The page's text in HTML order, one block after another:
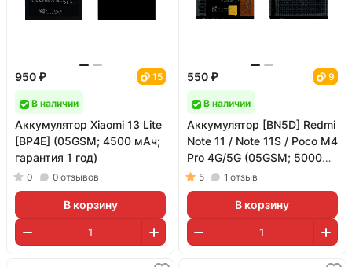
950 ₽ 15
В наличии
Аккумулятор Xiaomi 13 Lite
[BP4E] (05GSM; 4500 мАч;
гарантия 1 год)
0 0 отзывов
В корзину
550 ₽ 9
В наличии
Аккумулятор [BN5D] Redmi
Note 11 / Note 11S / Poco M4
Pro 4G/5G (05GSM; 5000
мАч; гарантия 1 год)
5 1 отзыв
В корзину